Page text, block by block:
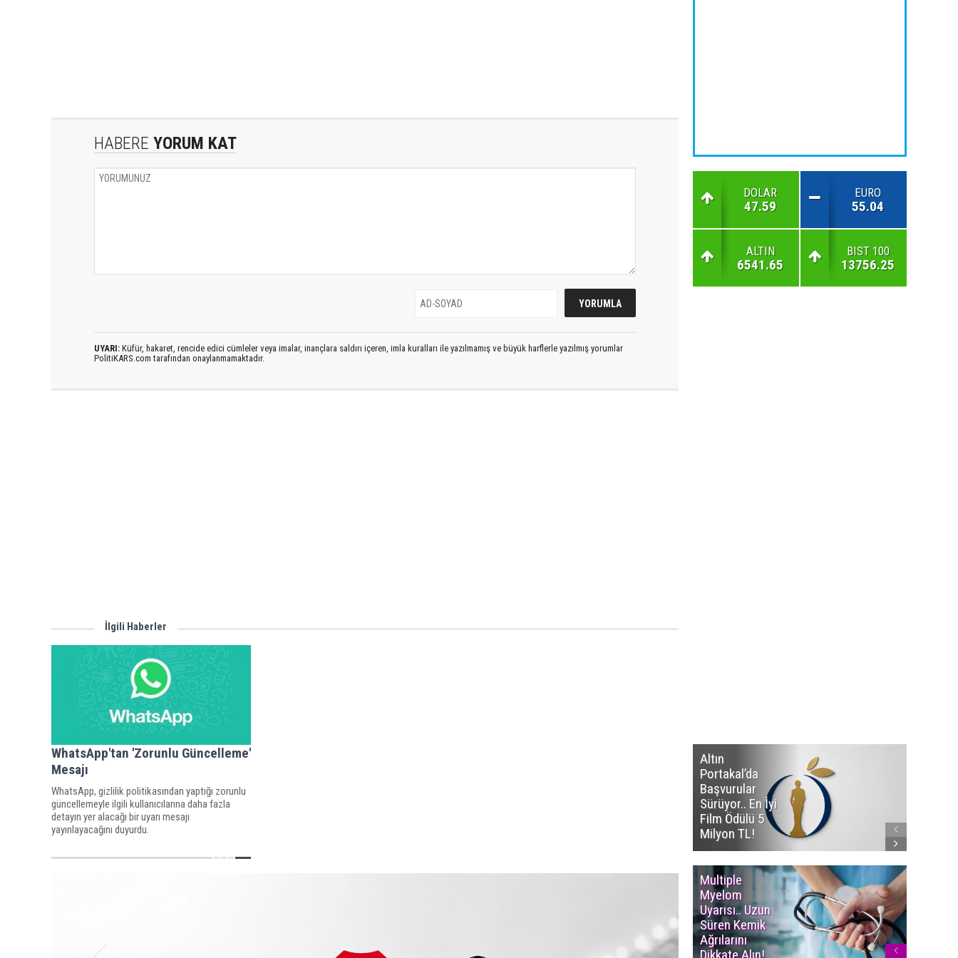
HABERE YORUM KAT
UYARI: Küfür, hakaret, rencide edici cümleler veya imalar, inançlara saldırı içeren, imla kuralları ile yazılmamış ve büyük harflerle yazılmış yorumlar
PolitiKARS.com tarafından onaylanmamaktadır.
İlgili Haberler
WhatsApp'tan 'Zorunlu Güncelleme'
Mesajı
WhatsApp, gizlilik politikasından yaptığı zorunlu
güncellemeyle ilgili kullanıcılarına daha fazla
detayın yer alacağı bir uyarı mesajı
yayınlayacağını duyurdu.
DOLAR
47.59
EURO
55.04
ALTIN
6541.65
BIST 100
13756.25
Altın
Portakal’da
Başvurular
Sürüyor.. En İyi
Film Ödülü 5
Milyon TL!
Multiple
Myelom
Uyarısı.. Uzun
Süren Kemik
Ağrılarını